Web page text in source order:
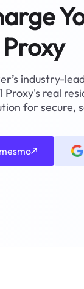
Proxy
industry-
Proxy's real
for secure,